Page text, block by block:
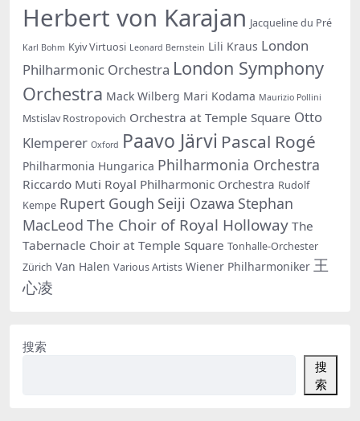
Herbert von Karajan Jacqueline du Pré
Karl Bohm Kyiv Virtuosi Leonard Bernstein Lili Kraus London
Philharmonic Orchestra London Symphony
Orchestra Mack Wilberg Mari Kodama Maurizio Pollini
Mstislav Rostropovich Orchestra at Temple Square Otto
Klemperer Oxford Paavo Järvi Pascal Rogé
Philharmonia Hungarica Philharmonia Orchestra
Riccardo Muti Royal Philharmonic Orchestra Rudolf
Kempe Rupert Gough Seiji Ozawa Stephan
MacLeod The Choir of Royal Holloway The
Tabernacle Choir at Temple Square Tonhalle-Orchester
Zürich Van Halen Various Artists Wiener Philharmoniker 王
心凌
搜索
搜
索